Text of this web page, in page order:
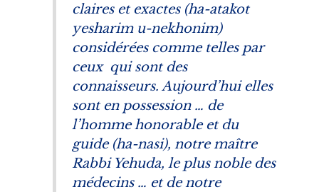
claires et exactes (ha-atakot
yesharim u-nekhonim)
considérées comme telles par
ceux qui sont des
connaisseurs. Aujourd’hui elles
sont en possession … de
l’homme honorable et du
guide (ha-nasi), notre maître
Rabbi Yehuda, le plus noble des
médecins … et de notre